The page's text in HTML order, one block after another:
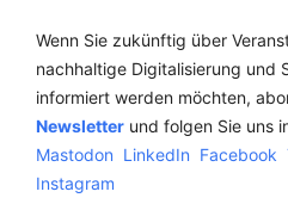
Wenn Sie zukünftig über
nachhaltige Digitalisierung und
informiert werden möchten,
Newsletter und folgen Sie uns
Mastodon LinkedIn Facebook
Instagram